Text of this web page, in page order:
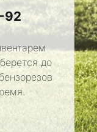
92
до